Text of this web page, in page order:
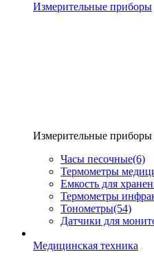
Измерительные приборы
Измерительные приборы
Часы песочные(6)
Термометры
Емкость для
Термометры
Тонометры(54)
Датчики для
Медицинская техника